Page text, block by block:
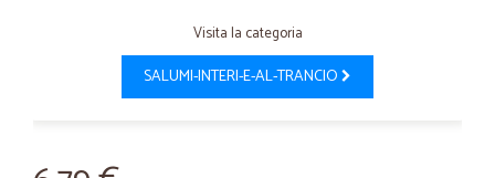
Visita la categoria
SALUMI-INTERI-E-AL-TRANCIO